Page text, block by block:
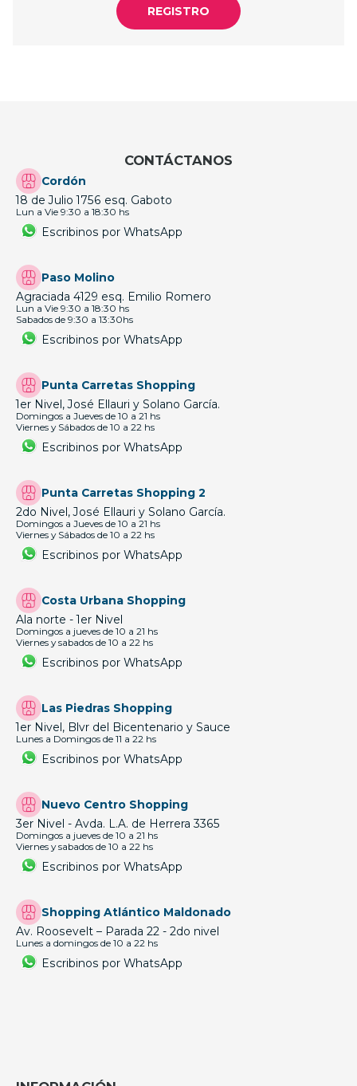
CONTÁCTANOS
Cordón
18 de Julio 1756 esq. Gaboto
Lun a Vie 9:30 a 18:30 hs
Escribinos por WhatsApp
Paso Molino
Agraciada 4129 esq. Emilio Romero
Lun a Vie 9:30 a 18:30 hs
Sabados de 9:30 a 13:30hs
Escribinos por WhatsApp
Punta Carretas Shopping
1er Nivel, José Ellauri y Solano García.
Domingos a Jueves de 10 a 21 hs
Viernes y Sábados de 10 a 22 hs
Escribinos por WhatsApp
Punta Carretas Shopping 2
2do Nivel, José Ellauri y Solano García.
Domingos a Jueves de 10 a 21 hs
Viernes y Sábados de 10 a 22 hs
Escribinos por WhatsApp
Costa Urbana Shopping
Ala norte - 1er Nivel
Domingos a jueves de 10 a 21 hs
Viernes y sabados de 10 a 22 hs
Escribinos por WhatsApp
Las Piedras Shopping
1er Nivel, Blvr del Bicentenario y Sauce
Lunes a Domingos de 11 a 22 hs
Escribinos por WhatsApp
Nuevo Centro Shopping
3er Nivel - Avda. L.A. de Herrera 3365
Domingos a jueves de 10 a 21 hs
Viernes y sabados de 10 a 22 hs
Escribinos por WhatsApp
Shopping Atlántico Maldonado
Av. Roosevelt – Parada 22 - 2do nivel
Lunes a domingos de 10 a 22 hs
Escribinos por WhatsApp